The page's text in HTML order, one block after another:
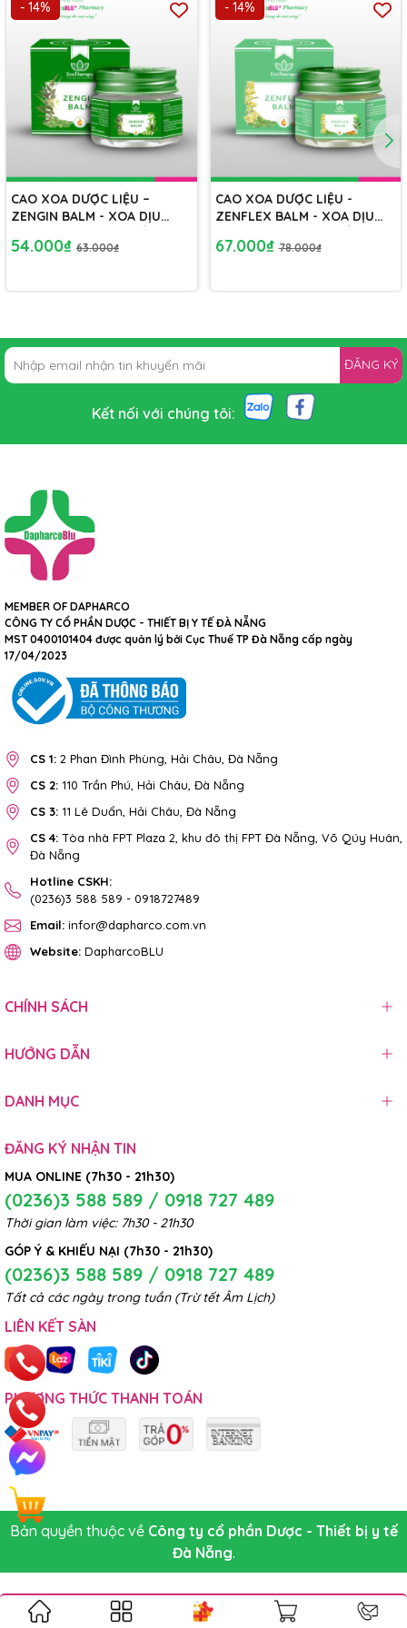
Không dán liên tục quá 6 giờ.
Không sử dụng khi đi ngủ.
Không dán vào nơi chịu áp lực như đeo dậy lưng.
Không dán vào nơi chịu áp lực như đeo túi.
- 14%
CAO XOA DƯỢC LIỆU –
ZENGIN BALM - XOA DỊU
54.000₫ 63.000₫
- 14%
CAO XOA DƯỢC LIỆU -
ZENFLEX BALM - XOA DỊU
67.000₫78.000₫
ĐĂNG KÝ
Kết nối với chúng tôi:
MEMBER OF DAPHARCO
CÔNG TY CỔ PHẦN DƯỢC - THIẾT BỊ Y TẾ ĐÀ NẴNG
MST 0400101404 được quản lý bởi Cục Thuế TP Đà Nẵng cấp ngày
17/04/2023
CS 1: 2 Phan Đình Phùng, Hải Châu, Đà Nẵng
CS 2: 110 Trần Phú, Hải Châu, Đà Nẵng
CS 3: 11 Lê Duẩn, Hải Châu, Đà Nẵng
CS 4: Tòa nhà FPT Plaza 2, khu đô thị FPT Đà Nẵng, Võ Qúy Huân,
Đà Nẵng
Hotline CSKH:
(0236)3 588 589 - 0918727489
Email: infor@dapharco.com.vn
Website: DapharcoBLU
CHÍNH SÁCH
HƯỚNG DẪN
DANH MỤC
ĐĂNG KÝ NHẬN TIN
MUA ONLINE (7h30 - 21h30)
(0236)3 588 589 / 0918 727 489
Thời gian làm việc: 7h30 - 21h30
GÓP Ý & KHIẾU NẠI (7h30 - 21h30)
(0236)3 588 589 / 0918 727 489
Tất cả các ngày trong tuần (Trừ tết Âm Lịch)
LIÊN KẾT SÀN
PHƯƠNG THỨC THANH TOÁN
Bản quyền thuộc về Công ty cổ phần Dược - Thiết bị y tế
Đà Nẵng.